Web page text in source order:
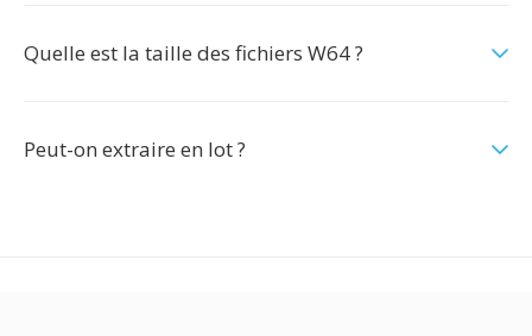
Quelle est la taille des fichiers W64 ?
Peut-on extraire en lot ?